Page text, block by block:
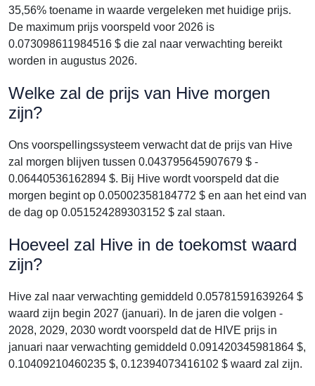
35,56% toename in waarde vergeleken met huidige prijs.
De maximum prijs voorspeld voor 2026 is
0.073098611984516 $ die zal naar verwachting bereikt
worden in augustus 2026.
Welke zal de prijs van Hive morgen
zijn?
Ons voorspellingssysteem verwacht dat de prijs van Hive
zal morgen blijven tussen 0.043795645907679 $ -
0.06440536162894 $. Bij Hive wordt voorspeld dat die
morgen begint op 0.05002358184772 $ en aan het eind van
de dag op 0.051524289303152 $ zal staan.
Hoeveel zal Hive in de toekomst waard
zijn?
Hive zal naar verwachting gemiddeld 0.05781591639264 $
waard zijn begin 2027 (januari). In de jaren die volgen -
2028, 2029, 2030 wordt voorspeld dat de HIVE prijs in
januari naar verwachting gemiddeld 0.091420345981864 $,
0.10409210460235 $, 0.12394073416102 $ waard zal zijn.